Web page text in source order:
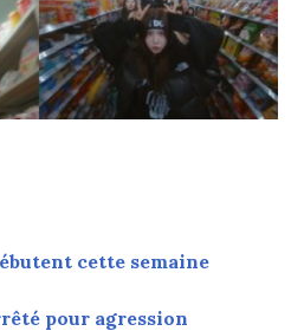
cette semaine
pour agression